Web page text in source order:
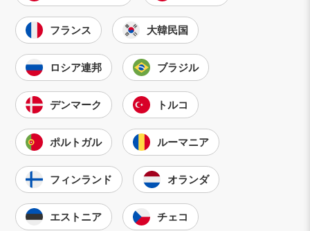
フランス 大韓民国
ロシア連邦 ブラジル
デンマーク トルコ
ポルトガル ルーマニア
フィンランド オランダ
エストニア チェコ